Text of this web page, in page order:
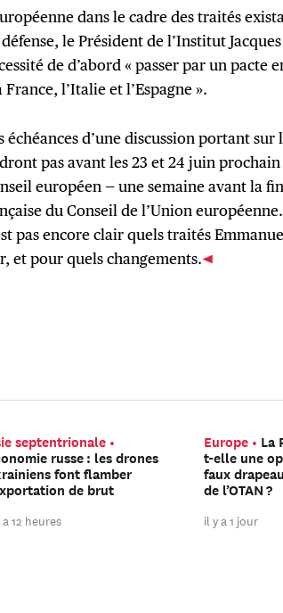
dans le cadre des traités
le Président de l’Institut
de d’abord « passer par un pacte
France, l’Italie et l’Espagne ».
échéances d’une discussion portant sur
pas avant les 23 et 24 juin prochain
européen — une semaine avant la
du Conseil de l’Union
pas encore clair quels traités
et pour quels changements.
septentrionale
russe : les drones
font flamber
de brut
12 heures
Europe
La
t-elle une
faux
de l’OTAN ?
il y a 1 jour